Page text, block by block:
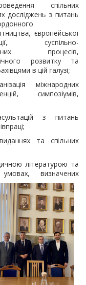
спільних
досліджень з питань
європейської
суспільно-
процесів,
розвитку та
в цій галузі;
міжнародних
симпозіумів,
з питань
та спільних
літературою та
визначених